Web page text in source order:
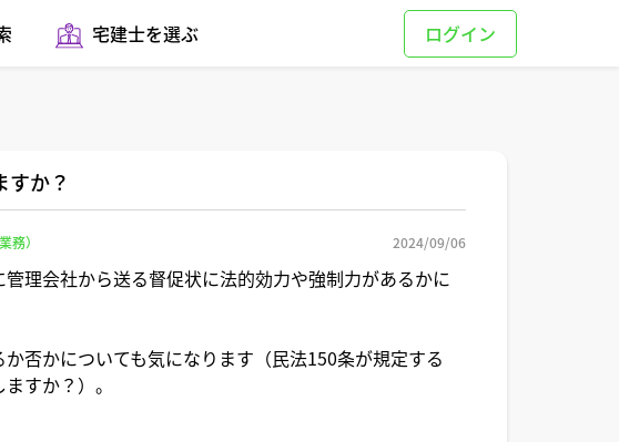
宅建士を選ぶ
すか？
務） 2024/09/06
理会社から送る督促状に法的効力や強制力があるかに
否かについても気になります（民法150条が規定する
すか？）。